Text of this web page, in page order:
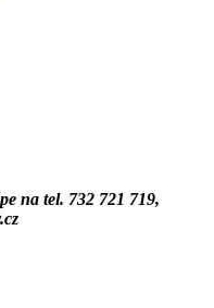
na tel. 732 721 719,